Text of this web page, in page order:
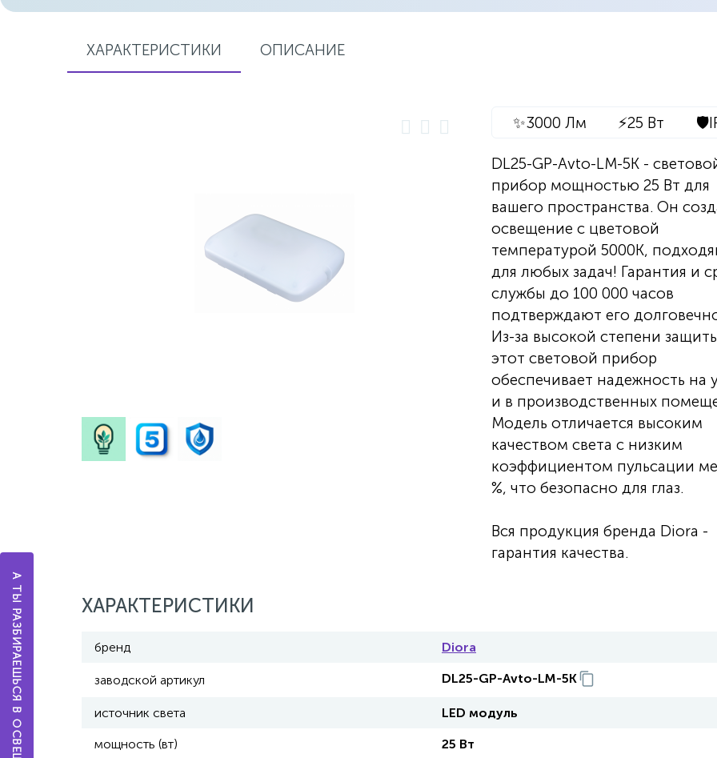
ХАРАКТЕРИСТИКИ ОПИСАНИЕ
✨3000 Лм ⚡25 Вт 🛡️
DL25-GP-Avto-LM-5K -
прибор мощностью 25 Вт для
вашего пространства. Он
освещение с цветовой
температурой 5000K,
для любых задач! Гарантия и
службы до 100 000 часов
подтверждают его
Из-за высокой степени
этот световой прибор
обеспечивает надежность на
и в производственных
Модель отличается высоким
качеством света с низким
коэффициентом пульсации
%, что безопасно для глаз.
Вся продукция бренда Diora -
гарантия качества.
ХАРАКТЕРИСТИКИ
бренд Diora
заводской артикул DL25-GP-Avto-LM-5K
источник света LED модуль
мощность (вт) 25 Вт
А ТЫ РАЗБИРАЕШЬСЯ В ОСВЕЩЕНИИ?